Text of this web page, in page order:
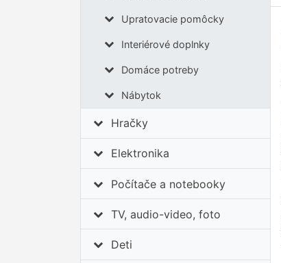
Upratovacie pomôcky
Interiérové doplnky
Domáce potreby
Nábytok
Hračky
Elektronika
Počítače a notebooky
TV, audio-video, foto
Deti